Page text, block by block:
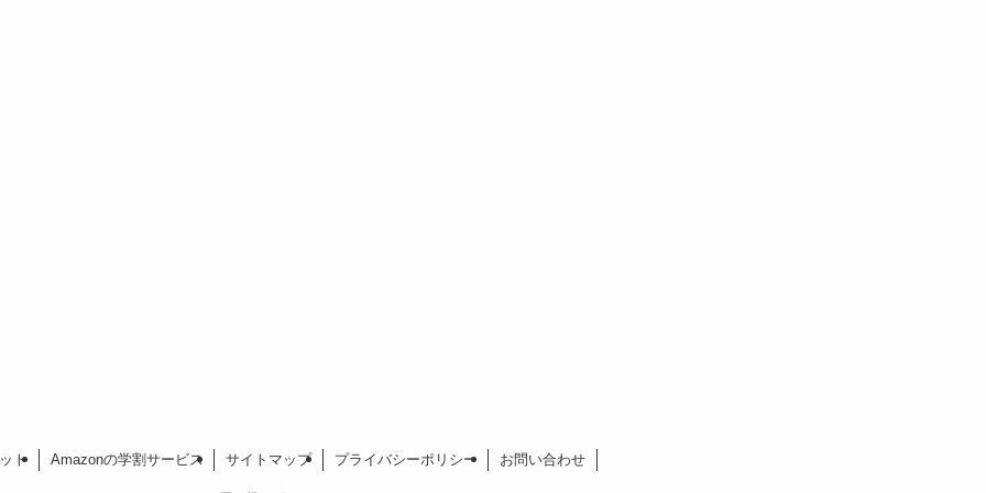
ト Amazonの学割サービス サイトマップ プライバシーポリシー お問い合わせ